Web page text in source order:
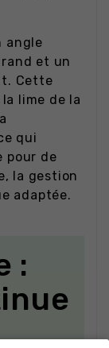
angle
et un
Cette
lime de la
qui
pour de
la gestion
adaptée.
: